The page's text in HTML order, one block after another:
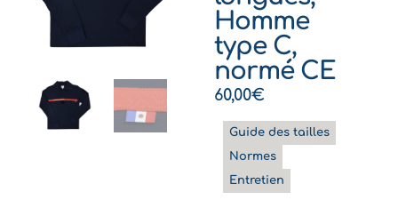
Homme
type C,
normé CE
60,00€
Guide des tailles
Normes
Entretien